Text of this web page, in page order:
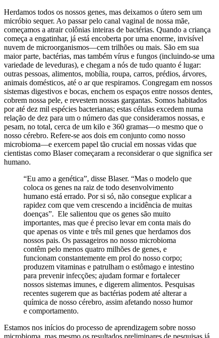
Herdamos todos os nossos genes, mas deixamos o útero sem um
micróbio sequer. Ao passar pelo canal vaginal de nossa mãe,
começamos a atrair colônias inteiras de bactérias. Quando a criança
começa a engatinhar, já está encoberta por uma enorme, invisível
nuvem de microorganismos—cem trilhões ou mais. São em sua
maior parte, bactérias, mas também vírus e fungos (incluindo-se uma
variedade de leveduras), e chegam a nós de tudo quanto é lugar:
outras pessoas, alimentos, mobília, roupa, carros, prédios, árvores,
animais domésticos, até o ar que respiramos. Congregam em nossos
sistemas digestivos e bocas, enchem os espaços entre nossos dentes,
cobrem nossa pele, e revestem nossas gargantas. Somos habitados
por até dez mil espécies bacterianas; estas células excedem numa
relação de dez para um o número das que consideramos nossas, e
pesam, no total, cerca de um kilo e 360 gramas—o mesmo que o
nosso cérebro. Refere-se aos dois em conjunto como nosso
microbioma—e exercem papel tão crucial em nossas vidas que
cientistas como Blaser começaram a reconsiderar o que significa ser
humano.
“Eu amo a genética”, disse Blaser. “Mas o modelo que
coloca os genes na raiz de todo desenvolvimento
humano está errado. Por si só, não consegue explicar a
rapidez com que vem crescendo a incidência de muitas
doenças”. Ele salientou que os genes são muito
importantes, mas que é preciso levar em conta mais do
que apenas os vinte e três mil genes que herdamos dos
nossos pais. Os passageiros no nosso microbioma
contêm pelo menos quatro milhões de genes, e
funcionam constantemente em prol do nosso corpo;
produzem vitaminas e patrulham o estômago e intestino
para prevenir infecções; ajudam formar e fortalecer
nossos sistemas imunes, e digerem alimentos. Pesquisas
recentes sugerem que as bactérias podem até alterar a
química de nosso cérebro, assim afetando nosso humor
e comportamento.
Estamos nos inícios do processo de aprendizagem sobre nosso
microbioma, mas mesmo os resultados preliminares de pesquisas já